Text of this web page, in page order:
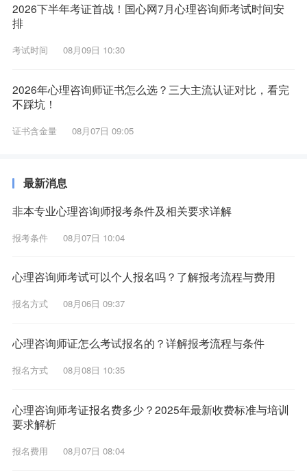
2026下半年考证首战！国心网7月心理咨询师考试时间安
排
考试时间 08月09日 10:30
2026年心理咨询师证书怎么选？三大主流认证对比，看完
不踩坑！
证书含金量 08月07日 09:05
最新消息
非本专业心理咨询师报考条件及相关要求详解
报考条件 08月07日 10:04
心理咨询师考试可以个人报名吗？了解报考流程与费用
报名方式 08月06日 09:37
心理咨询师证怎么考试报名的？详解报考流程与条件
报名方式 08月08日 10:35
心理咨询师考证报名费多少？2025年最新收费标准与培训
要求解析
报名费用 08月07日 08:04